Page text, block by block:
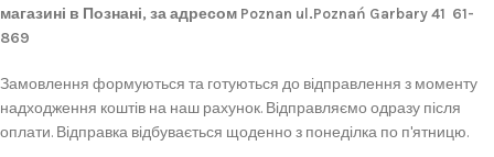
магазині в Познані, за адресом Poznan ul.Poznań Garbary 41 61-
869
Замовлення формуються та готуються до відправлення з моменту
надходження коштів на наш рахунок. Відправляємо одразу після
оплати. Відправка відбувається щоденно з понеділка по п'ятницю.